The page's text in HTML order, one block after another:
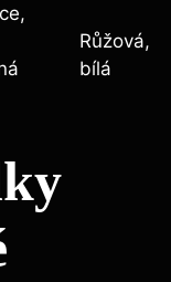
Růžová,
bílá